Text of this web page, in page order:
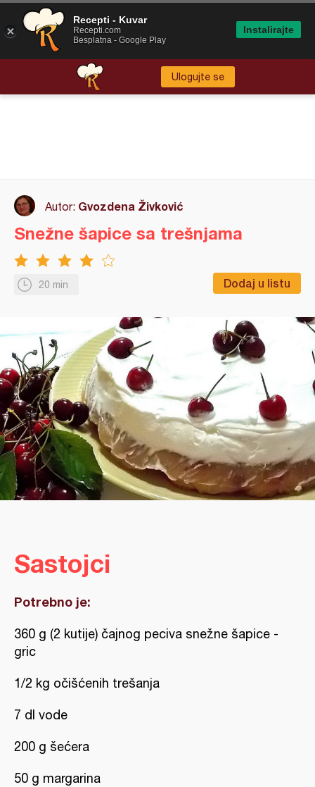
Ulogujte se
Autor: Gvozdena Živković
20 min Dodaj u listu
Snežne šapice sa trešnjama
Sastojci
Potrebno je:
360 g (2 kutije) čajnog peciva snežne šapice -
gric
1/2 kg očišćenih trešanja
7 dl vode
200 g šećera
50 g margarina
Recepti - Kuvar
Recepti.com
Besplatna - Google Play
Instalirajte